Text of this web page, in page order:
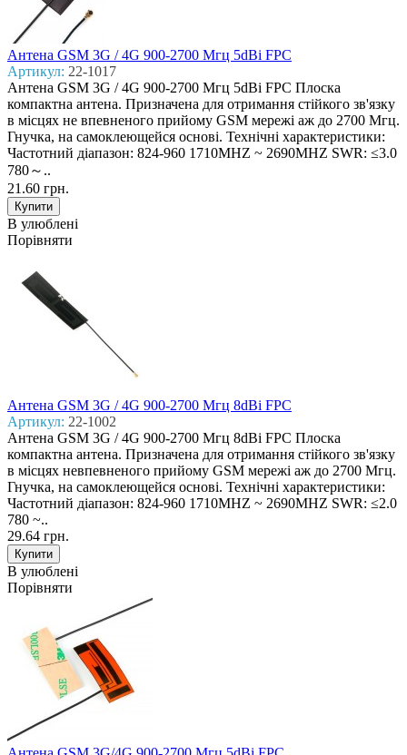
Антена GSM 3G / 4G 900-2700 Mгц 5dBi FPC
Артикул: 22-1017
Антена GSM 3G / 4G 900-2700 Mгц 5dBi FPC Плоска
компактна антена. Призначена для отримання стійкого зв'язку
в місцях не впевненого прийому GSM мережі аж до 2700 Мгц.
Гнучка, на самоклеющейся основі. Технічні характеристики:
Частотний діапазон: 824-960 1710MHZ ~ 2690MHZ SWR: ≤3.0
780～..
21.60 грн.
В улюблені
Порівняти
Антена GSM 3G / 4G 900-2700 Mгц 8dBi FPC
Артикул: 22-1002
Антена GSM 3G / 4G 900-2700 Mгц 8dBi FPC Плоска
компактна антена. Призначена для отримання стійкого зв'язку
в місцях невпевненого прийому GSM мережі аж до 2700 Мгц.
Гнучка, на самоклеющейся основі. Технічні характеристики:
Частотний діапазон: 824-960 1710MHZ ~ 2690MHZ SWR: ≤2.0
780 ~..
29.64 грн.
В улюблені
Порівняти